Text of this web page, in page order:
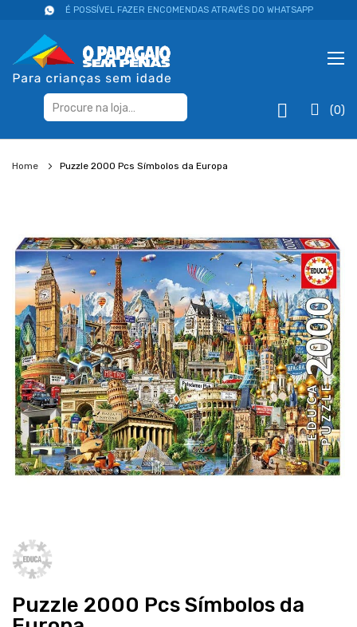
É POSSÍVEL FAZER ENCOMENDAS ATRAVÉS DO WHATSAPP
(0)
Home Puzzle 2000 Pcs Símbolos da Europa
Puzzle 2000 Pcs Símbolos da
final
da
galeria
de
imagens
para
o
início
da
galeria